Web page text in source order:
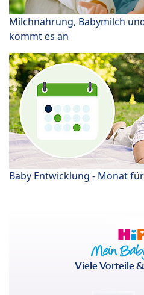
Milchnahrung, Babymilch
kommt es an
Baby Entwicklung - Monat
Viele Vorteile